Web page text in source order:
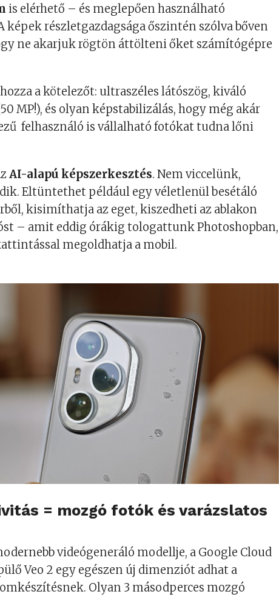
is elérhető – és meglepően használható
képek részletgazdagsága őszintén szólva bőven
ne akarjuk rögtön áttölteni őket számítógépre
a kötelezőt: ultraszéles látószög, kiváló
MP!), és olyan képstabilizálás, hogy még akár
felhasználó is vállalható fotókat tudna lőni
AI-alapú képszerkesztés. Nem viccelünk,
Eltüntethet például egy véletlenül besétáló
kisimíthatja az eget, kiszedheti az ablakon
– amit eddig órákig tologattunk Photoshopban,
megoldhatja a mobil.
= mozgó fotók és varázslatos
videógeneráló modellje, a Google Cloud
Veo 2 egy egészen új dimenziót adhat a
Olyan 3 másodperces mozgó